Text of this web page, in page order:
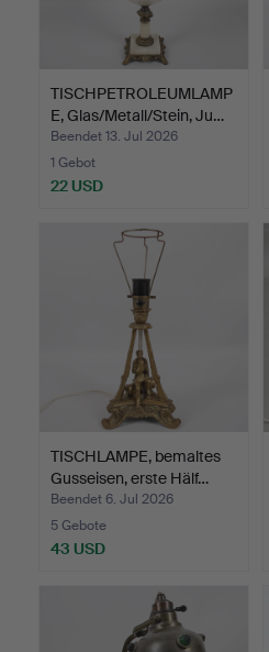
TISCHPETROLEUMLAMP
E, Glas/Metall/Stein, Ju…
Beendet 13. Jul 2026
1 Gebot
22 USD
TISCHLAMPE, bemaltes
Gusseisen, erste Hälf…
Beendet 6. Jul 2026
5 Gebote
43 USD